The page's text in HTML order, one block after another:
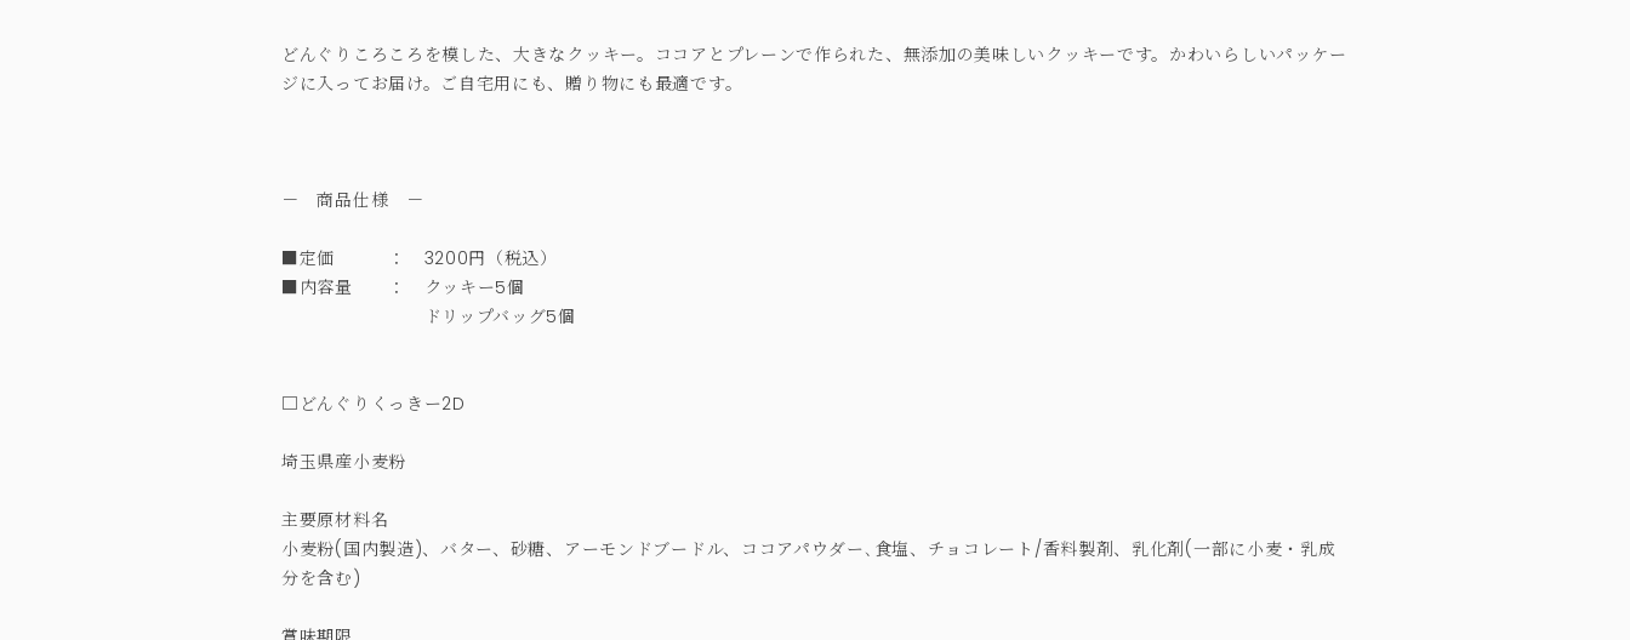
どんぐりころころを模した、大きなクッキー。ココアとプレーンで作られた、無添加の美味しいクッキーです。かわいらしいパッケー
ジに入ってお届け。ご自宅用にも、贈り物にも最適です。
－ 商品仕様 －
■定価 ： 3200円（税込）
■内容量 ： クッキー5個
ドリップバッグ5個
□どんぐりくっきー2D
埼玉県産小麦粉
主要原材料名
小麦粉(国内製造)、バター、砂糖、アーモンドブードル、ココアパウダー､食塩、チョコレート/香料製剤、乳化剤(一部に小麦・乳成
分を含む)